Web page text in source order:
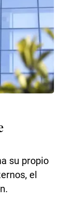
su propio
el